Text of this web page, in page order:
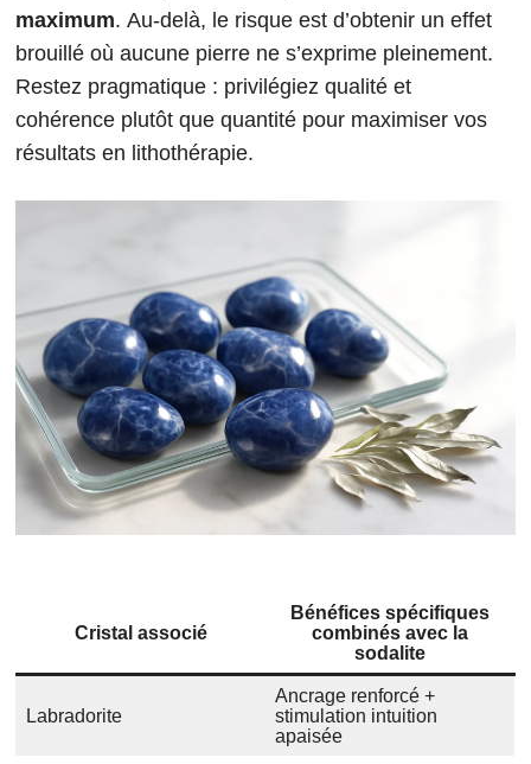
maximum. Au-delà, le risque est d’obtenir un effet
brouillé où aucune pierre ne s’exprime pleinement.
Restez pragmatique : privilégiez qualité et
cohérence plutôt que quantité pour maximiser vos
résultats en lithothérapie.
Cristal associé
Bénéfices spécifiques
combinés avec la
sodalite
Labradorite
Ancrage renforcé +
stimulation intuition
apaisée